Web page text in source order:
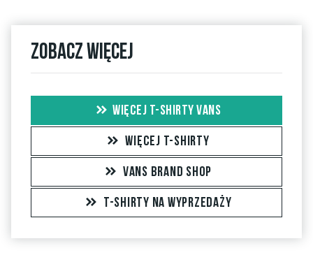
Zobacz więcej
WIĘCEJ T-SHIRTY VANS
WIĘCEJ T-SHIRTY
VANS BRAND SHOP
T-SHIRTY NA WYPRZEDAŻY